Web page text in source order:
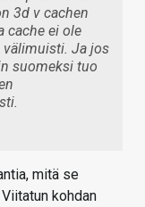
3d v cachen
cache ei ole
välimuisti. Ja jos
suomeksi tuo
mitä se
Viitatun kohdan